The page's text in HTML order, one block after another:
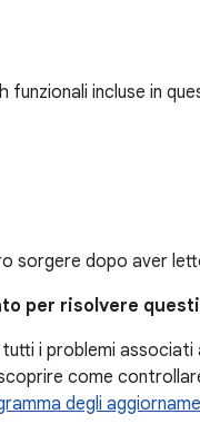
incluse in
sorgere dopo aver
per risolvere
i problemi associati
come
degli